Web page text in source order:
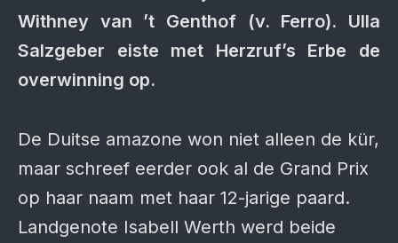
Withney van ’t Genthof (v. Ferro). Ulla
Salzgeber eiste met Herzruf’s Erbe de
overwinning op.
De Duitse amazone won niet alleen de kür,
maar schreef eerder ook al de Grand Prix
op haar naam met haar 12-jarige paard.
Landgenote Isabell Werth werd beide